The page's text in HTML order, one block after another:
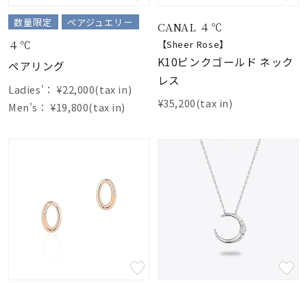
数量限定 ペアジュエリー
４℃
ペアリング
Ladies'： ¥22,000(tax in)
Men's： ¥19,800(tax in)
CANAL ４℃
【Sheer Rose】
K10ピンクゴールド ネック
レス
¥35,200(tax in)